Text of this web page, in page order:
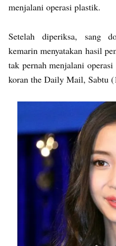
menjalani operasi plastik.
Setelah diperiksa, sang
kemarin menyatakan hasil
tak pernah menjalani
koran the Daily Mail, Sabtu